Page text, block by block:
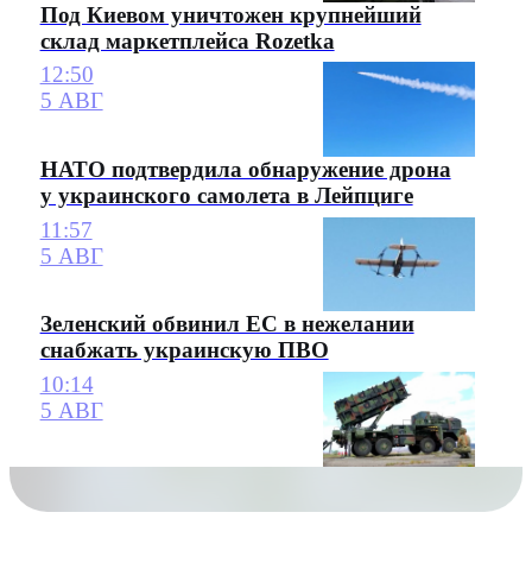
Под Киевом уничтожен крупнейший
склад маркетплейса Rozetka
12:50
5 АВГ
НАТО подтвердила обнаружение дрона
у украинского самолета в Лейпциге
11:57
5 АВГ
Зеленский обвинил ЕС в нежелании
снабжать украинскую ПВО
10:14
5 АВГ